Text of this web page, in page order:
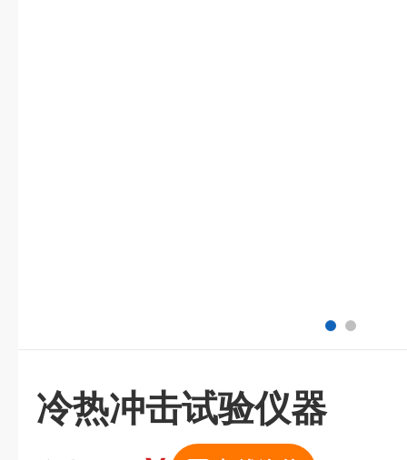
冷热冲击试验仪器